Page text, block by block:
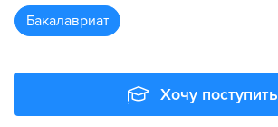
бакалавриат
Хочу поступить